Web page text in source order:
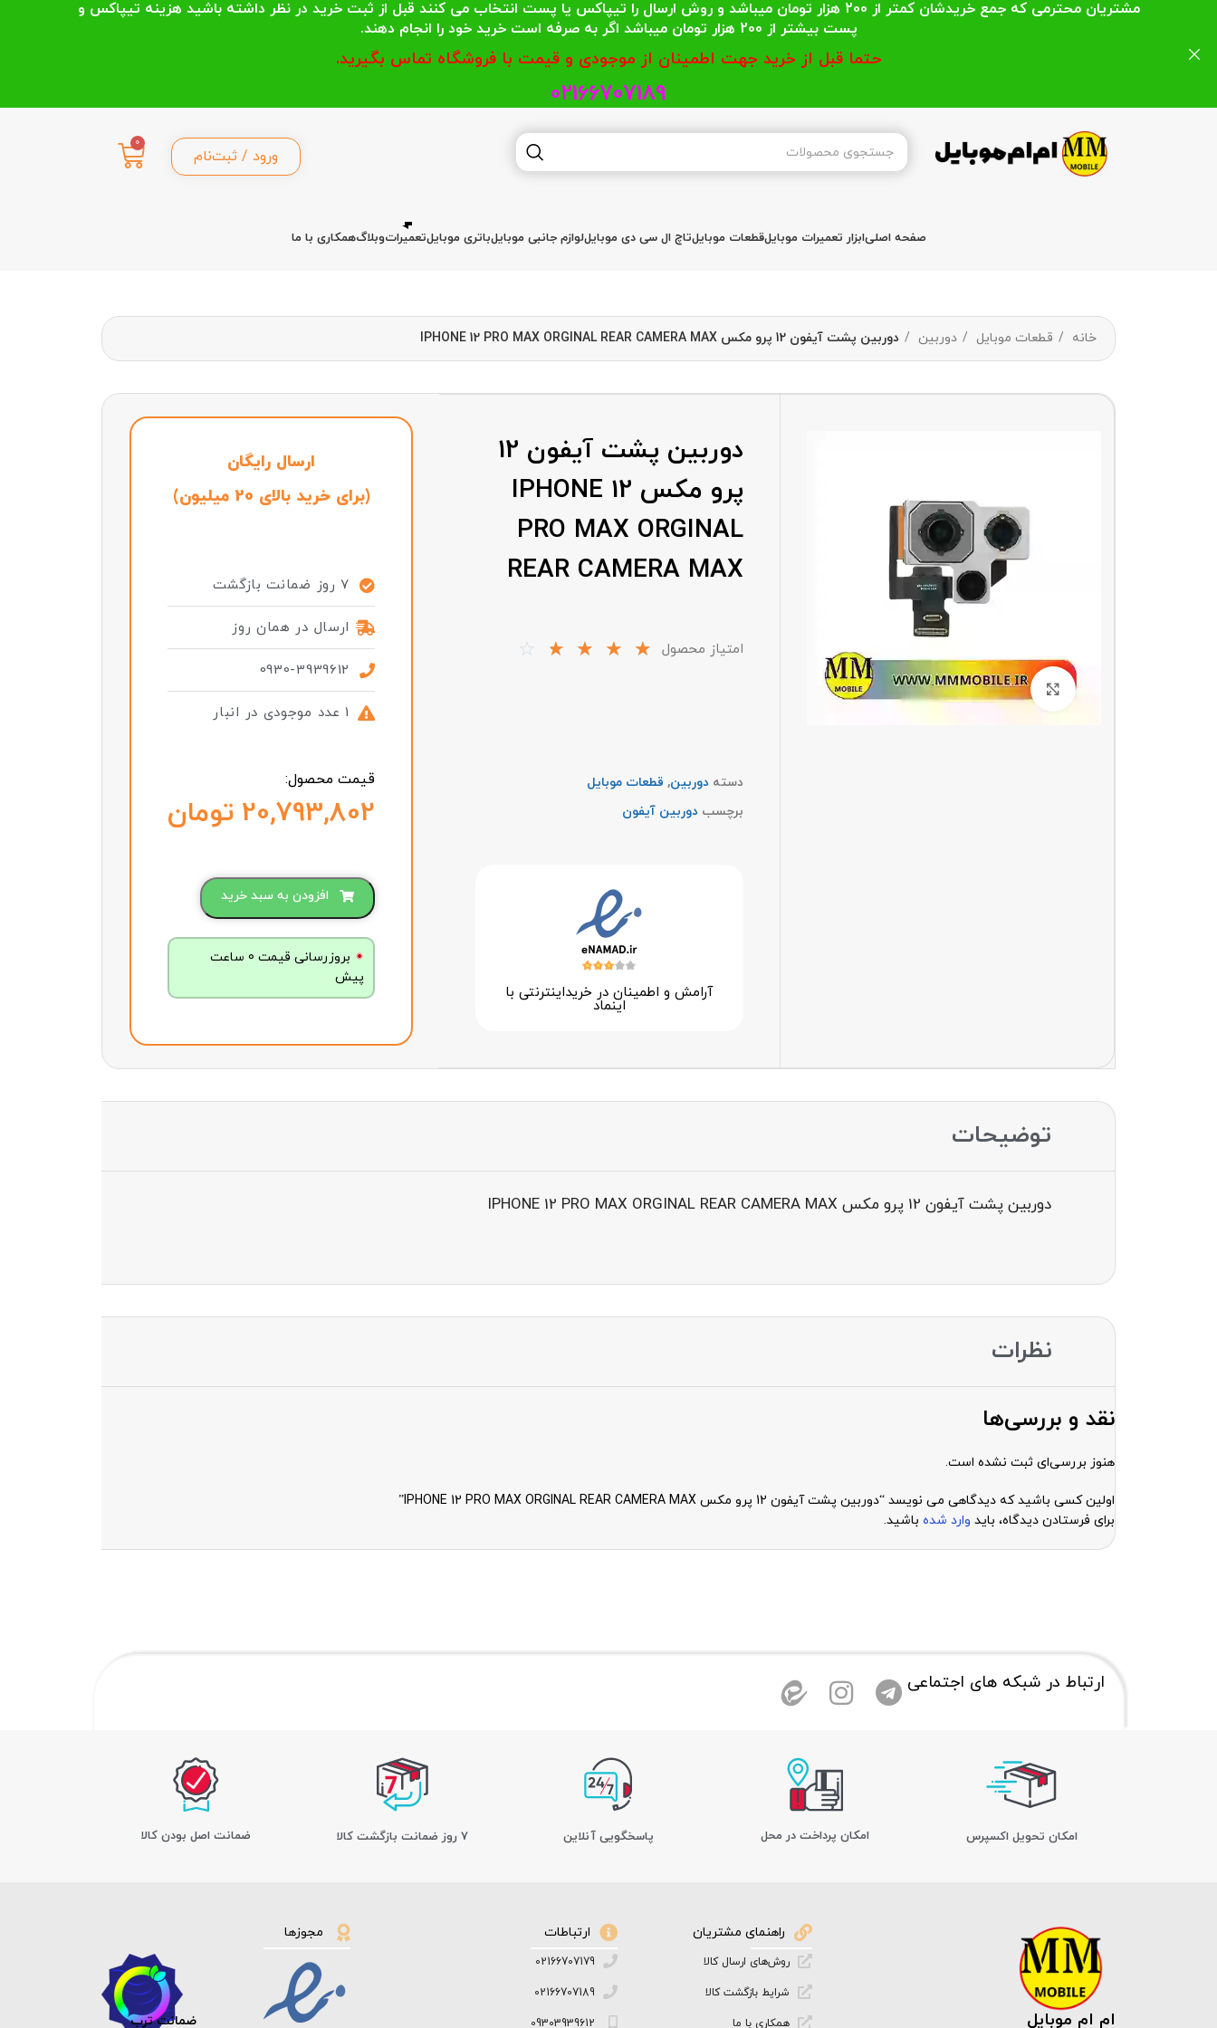
ورود / ثبت‌نام
0
صفحه اصلیابزار تعمیرات موبایلقطعات موبایلتاچ ال سی دی موبایللوازم جانبی موبایلباتری موبایلتعمیراتوبلاگهمکاری با ما
خانه قطعات موبایل دوربین دوربین پشت آیفون 12 پرو مکس IPHONE 12 PRO MAX ORGINAL REAR CAMERA MAX
بزرگنمایی تصویر
دوربین پشت آیفون 12
پرو مکس IPHONE 12
PRO MAX ORGINAL
REAR CAMERA MAX
امتیاز محصول ☆
☆
☆
☆
☆
دسته دوربین, قطعات موبایل
برچسب دوربین آیفون
آرامش و اطمینان در خرید‌اینترنتی با
اینماد
ارسال رایگان
(برای خرید بالای 20 میلیون)
7 روز ضمانت بازگشت
ارسال در همان روز
0930-3939612
1 عدد موجودی در انبار
قیمت محصول:
تومان
افزودن به سبد خرید
بروزرسانی قیمت 0 ساعت
پیش
توضیحات
دوربین پشت آیفون 12 پرو مکس IPHONE 12 PRO MAX ORGINAL REAR CAMERA MAX
نظرات
نقد و بررسی‌ها
هنوز بررسی‌ای ثبت نشده است.
اولین کسی باشید که دیدگاهی می نویسد “دوربین پشت آیفون 12 پرو مکس IPHONE 12 PRO MAX ORGINAL REAR CAMERA MAX”
برای فرستادن دیدگاه، باید وارد شده باشید.
ارتباط در شبکه های اجتماعی
اﻣﮑﺎن ﺗﺤﻮﯾﻞ اﮐﺴﭙﺮس امکان پرداخت در محل پاسخگویی آنلاین 7 روز ضمانت بازگشت کالا ﺿﻤﺎﻧﺖ اﺻﻞ ﺑﻮدن ﮐﺎﻟﺎ
ام ام موبایل
راهنمای مشتریان
روش‌های ارسال کالا
شرایط بازگشت کالا
همکاری با ما
ارتباطات
02166707179
02166707189
09303939612
مجوزها
ضمانت ترب
مشتریان محترمی که جمع خریدشان کمتر از 200 هزار تومان میباشد و روش ارسال را تیپاکس یا پست انتخاب می کنند قبل از ثبت خرید در نظر داشته باشید هزینه تیپاکس و
پست بیشتر از 200 هزار تومان میباشد اگر به صرفه است خرید خود را انجام دهند.
حتما قبل از خرید جهت اطمینان از موجودی و قیمت با فروشگاه تماس بگیرید.
02166707189